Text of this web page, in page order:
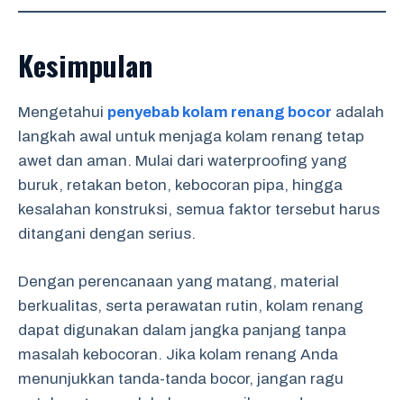
Kesimpulan
Mengetahui penyebab kolam renang bocor adalah
langkah awal untuk menjaga kolam renang tetap
awet dan aman. Mulai dari waterproofing yang
buruk, retakan beton, kebocoran pipa, hingga
kesalahan konstruksi, semua faktor tersebut harus
ditangani dengan serius.
Dengan perencanaan yang matang, material
berkualitas, serta perawatan rutin, kolam renang
dapat digunakan dalam jangka panjang tanpa
masalah kebocoran. Jika kolam renang Anda
menunjukkan tanda-tanda bocor, jangan ragu